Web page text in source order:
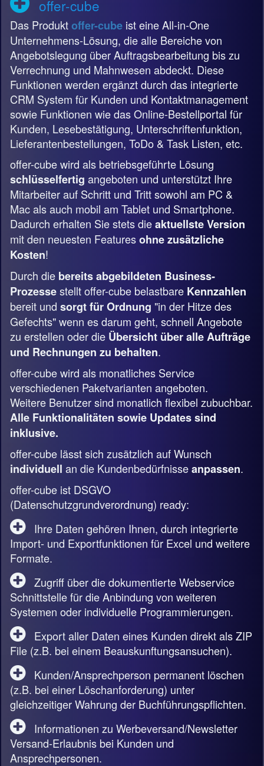
offer-cube
Das Produktoffer-cube ist eine All-in-One
Unternehmens-Lösung, die alle Bereiche von
Angebotslegung über Auftragsbearbeitung bis zu
Verrechnung und Mahnwesen abdeckt. Diese
Funktionen werden ergänzt durch das integrierte
CRM System für Kunden und Kontaktmanagement
sowie Funktionen wie das Online-Bestellportal für
Kunden, Lesebestätigung, Unterschriftenfunktion,
Lieferantenbestellungen, ToDo & Task Listen, etc.
offer-cube wird als betriebsgeführte Lösung
schlüsselfertig angeboten und unterstützt Ihre
Mitarbeiter auf Schritt und Tritt sowohl am PC &
Mac als auch mobil am Tablet und Smartphone.
Dadurch erhalten Sie stets dieaktuellste Version
mit den neuesten Featuresohne zusätzliche
Kosten!
Durch die bereits abgebildeten Business-
Prozessestellt offer-cube belastbare Kennzahlen
bereit und sorgt für Ordnung "in der Hitze des
Gefechts" wenn es darum geht, schnell Angebote
zu erstellen oder die Übersicht über alle Aufträge
und Rechnungen zu behalten.
offer-cube wird als monatliches Service
verschiedenen Paketvarianten angeboten.
Weitere Benutzer sind monatlich flexibel zubuchbar.
Alle Funktionalitäten sowie Updates sind
inklusive.
offer-cube lässt sich zusätzlich auf Wunsch
individuell an die Kundenbedürfnisseanpassen.
offer-cube ist DSGVO
(Datenschutzgrundverordnung) ready:
Ihre Daten gehören Ihnen, durch integrierte
Import- und Exportfunktionen für Excel und weitere
Formate.
Zugriff über die dokumentierte Webservice
Schnittstelle für die Anbindung von weiteren
Systemen oder individuelle Programmierungen.
Export aller Daten eines Kunden direkt als ZIP
File (z.B. bei einem Beauskunftungsansuchen).
Kunden/Ansprechperson permanent löschen
(z.B. bei einer Löschanforderung) unter
gleichzeitiger Wahrung der Buchführungspflichten.
Informationen zu Werbeversand/Newsletter
Versand-Erlaubnis bei Kunden und
Ansprechpersonen.